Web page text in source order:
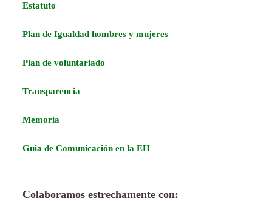
Estatuto
Plan de Igualdad hombres y mujeres
Plan de voluntariado
Transparencia
Memoria
Guia de Comunicación en la EH
Colaboramos estrechamente con: